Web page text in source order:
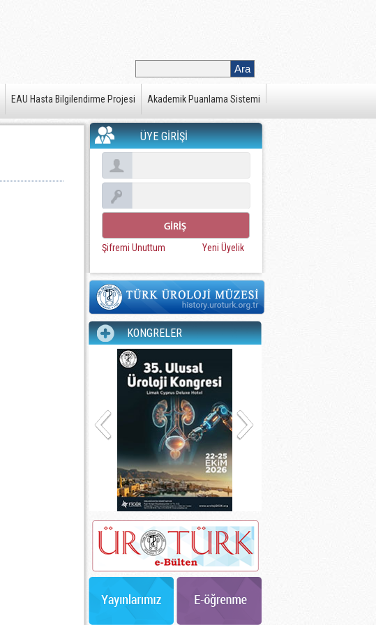
EAU Hasta Bilgilendirme Projesi Akademik Puanlama Sistemi
ÜYE GİRİŞİ
Şifremi Unuttum Yeni Üyelik
KONGRELER